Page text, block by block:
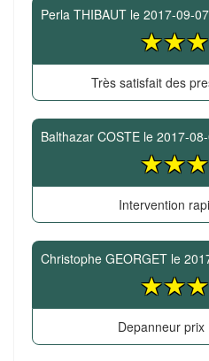
Perla THIBAUT le 2017-09-07
Très satisfait des
Balthazar COSTE le 2017-
Intervention
Christophe GEORGET le
Depanneur